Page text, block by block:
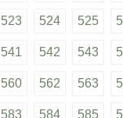
523 524 525
541 542 543
560 562 563
583 584 585